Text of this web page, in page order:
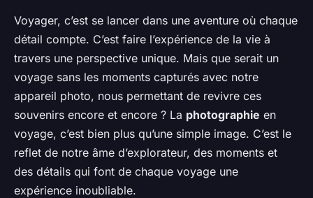
La photographie en voyage :
capturer des moments
magiques
Pauline•22 décembre 2023 •7 min de lecture
Voyager, c’est se lancer dans une aventure où chaque
détail compte. C’est faire l’expérience de la vie à
travers une perspective unique. Mais que serait un
voyage sans les moments capturés avec notre
appareil photo, nous permettant de revivre ces
souvenirs encore et encore ? La photographie en
voyage, c’est bien plus qu’une simple image. C’est le
reflet de notre âme d’explorateur, des moments et
des détails qui font de chaque voyage une
expérience inoubliable.